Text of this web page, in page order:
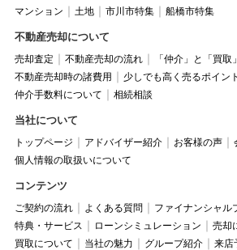
マンション
土地 市川市特集 船橋市特集
不動産売却について
売却査定 不動産売却の流れ
「仲介」と「買取
不動産売却時の諸費用
少しでも高く売るポイント
仲介手数料について
相続相談
当社について
トップページ アドバイザー紹介 お客様の声
個人情報の取扱いについて
コンテンツ
ご契約の流れ よくある質問
ファイナンシャル
特典・サービス
ローンシミュレーション
売却
買取について
当社の魅力 グループ紹介 来店